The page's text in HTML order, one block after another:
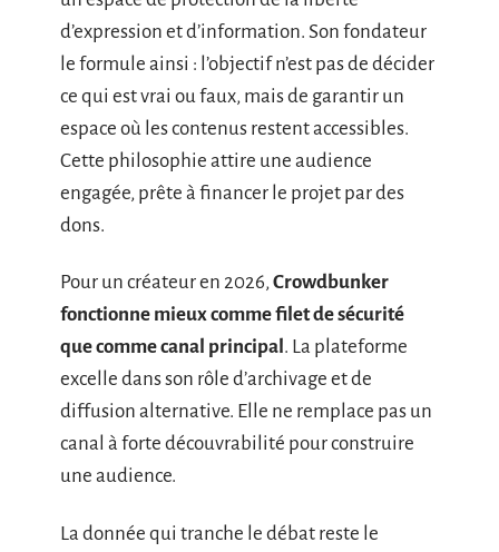
d’expression et d’information. Son fondateur
le formule ainsi : l’objectif n’est pas de décider
ce qui est vrai ou faux, mais de garantir un
espace où les contenus restent accessibles.
Cette philosophie attire une audience
engagée, prête à financer le projet par des
dons.
Pour un créateur en 2026,Crowdbunker
fonctionne mieux comme filet de sécurité
que comme canal principal. La plateforme
excelle dans son rôle d’archivage et de
diffusion alternative. Elle ne remplace pas un
canal à forte découvrabilité pour construire
une audience.
La donnée qui tranche le débat reste le